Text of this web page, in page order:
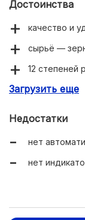
Достоинства
качество и
сырьё —
12 степеней
капучинатор
Загрузить еще
Недостатки
нет
нет